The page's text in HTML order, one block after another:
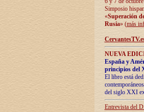
Simposio
«Superación
Rusia» (más
NUEVA
España y
principios del
El libro está
del siglo XXI
Entrevista del